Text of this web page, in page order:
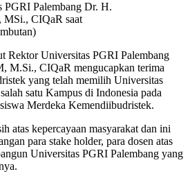
PGRI Palembang Dr. H.
CIQaR saat
Rektor Universitas PGRI Palembang
M.Si., CIQaR mengucapkan terima
yang telah memilih Universitas
satu Kampus di Indonesia pada
Merdeka Kemendiibudristek.
atas kepercayaan masyarakat dan ini
para stake holder, para dosen atas
Universitas PGRI Palembang yang